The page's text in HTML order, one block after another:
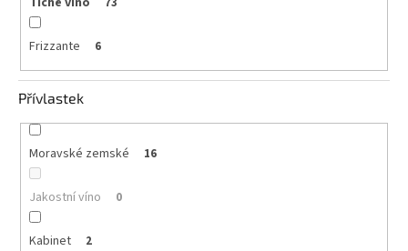
Frizzante 6
Přívlastek
Moravské zemské 16
Jakostní víno 0
Kabinet 2